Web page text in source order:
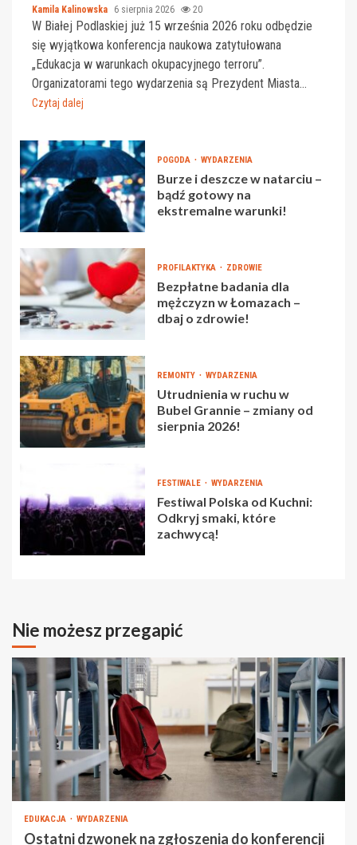
Kamila Kalinowska 6 sierpnia 2026 20
W Białej Podlaskiej już 15 września 2026 roku odbędzie
się wyjątkowa konferencja naukowa zatytułowana
„Edukacja w warunkach okupacyjnego terroru”.
Organizatorami tego wydarzenia są Prezydent Miasta...
Czytaj dalej
POGODA WYDARZENIA
Burze i deszcze w natarciu –
bądź gotowy na
ekstremalne warunki!
PROFILAKTYKA ZDROWIE
Bezpłatne badania dla
mężczyzn w Łomazach –
dbaj o zdrowie!
REMONTY WYDARZENIA
Utrudnienia w ruchu w
Bubel Grannie – zmiany od
sierpnia 2026!
FESTIWALE WYDARZENIA
Festiwal Polska od Kuchni:
Odkryj smaki, które
zachwycą!
Nie możesz przegapić
EDUKACJA WYDARZENIA
Ostatni dzwonek na zgłoszenia do konferencji